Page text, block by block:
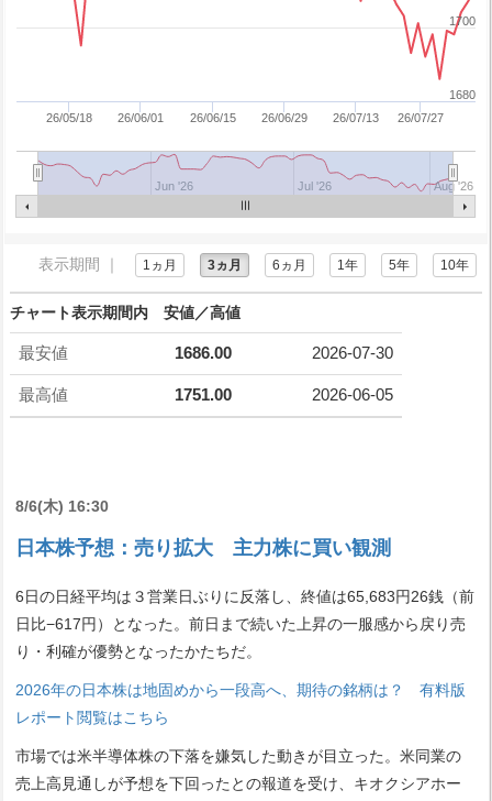
26/05/18 26/06/01 26/06/15 26/06/29 26/07/13 26/07/27
Jun '26 Jul '26 Aug '26
1680
1700
表示期間 ｜ 1ヵ月 3ヵ月 6ヵ月 1年 5年 10年
チャート表示期間内 安値／高値
最安値 1686.00 2026-07-30
最高値 1751.00 2026-06-05
8/6(木) 16:30
日本株予想：売り拡大 主力株に買い観測
6日の日経平均は３営業日ぶりに反落し、終値は65,683円26銭（前
日比−617円）となった。前日まで続いた上昇の一服感から戻り売
り・利確が優勢となったかたちだ。
2026年の日本株は地固めから一段高へ、期待の銘柄は？ 有料版
レポート閲覧はこちら
市場では米半導体株の下落を嫌気した動きが目立った。米同業の
売上高見通しが予想を下回ったとの報道を受け、キオクシアホー